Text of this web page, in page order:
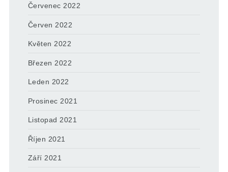
Červenec 2022
Červen 2022
Květen 2022
Březen 2022
Leden 2022
Prosinec 2021
Listopad 2021
Říjen 2021
Září 2021